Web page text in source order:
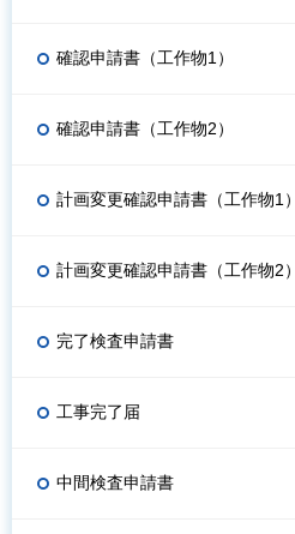
確認申請書（工作物1）
確認申請書（工作物2）
計画変更確認申請書（工作物1）
計画変更確認申請書（工作物2）
完了検査申請書
工事完了届
中間検査申請書